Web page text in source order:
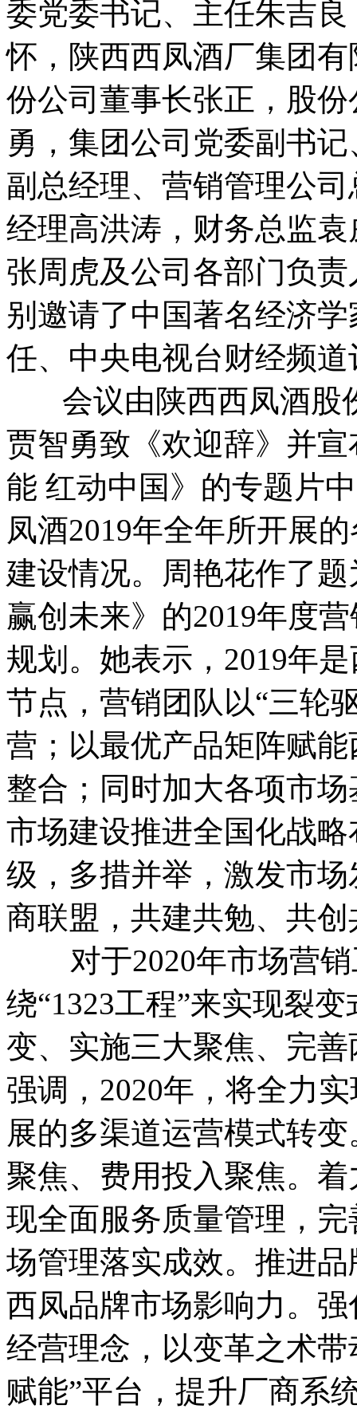
委党委书记、主任朱吉
怀，陕西西凤酒厂集团
份公司董事长张正，股
勇，集团公司党委副书
副总经理、营销管理公
经理高洪涛，财务总监
张周虎及公司各部门负
别邀请了中国著名经济
任、中央电视台财经频
会议由陕西西凤酒股
贾智勇致《欢迎辞》并
能 红动中国》的专题片
凤酒2019年全年所开展
建设情况。周艳花作了
赢创未来》的2019年度
规划。她表示，2019年
节点，营销团队以“三轮
营；以最优产品矩阵赋
整合；同时加大各项市
市场建设推进全国化战
级，多措并举，激发市
商联盟，共建共勉、共
对于2020年市场营销
绕“1323工程”来实现裂
变、实施三大聚焦、完
强调，2020年，将全力
展的多渠道运营模式转
聚焦、费用投入聚焦。
现全面服务质量管理，
场管理落实成效。推进
西凤品牌市场影响力。
经营理念，以变革之术
赋能”平台，提升厂商系